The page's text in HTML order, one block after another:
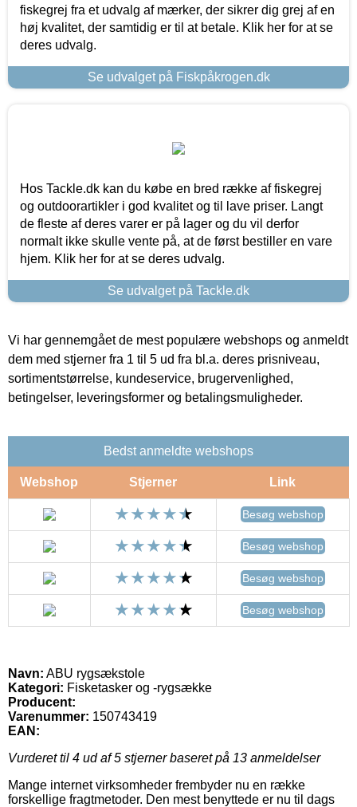
fiskegrej fra et udvalg af mærker, der sikrer dig grej af en
høj kvalitet, der samtidig er til at betale. Klik her for at se
deres udvalg.
Se udvalget på Fiskpåkrogen.dk
Hos Tackle.dk kan du købe en bred række af fiskegrej
og outdoorartikler i god kvalitet og til lave priser. Langt
de fleste af deres varer er på lager og du vil derfor
normalt ikke skulle vente på, at de først bestiller en vare
hjem. Klik her for at se deres udvalg.
Se udvalget på Tackle.dk
Vi har gennemgået de mest populære webshops og anmeldt
dem med stjerner fra 1 til 5 ud fra bl.a. deres prisniveau,
sortimentstørrelse, kundeservice, brugervenlighed,
betingelser, leveringsformer og betalingsmuligheder.
Bedst anmeldte webshops
Webshop Stjerner Link
Besøg webshop
Besøg webshop
Besøg webshop
Besøg webshop
Navn: ABU rygsækstole
Kategori: Fisketasker og -rygsække
Producent:
Varenummer: 150743419
EAN:
Vurderet til 4 ud af 5 stjerner baseret på 13 anmeldelser
Mange internet virksomheder frembyder nu en række
forskellige fragtmetoder. Den mest benyttede er nu til dags